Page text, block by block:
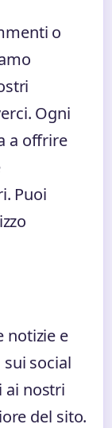
o
Ogni
a offrire
Puoi
notizie e
social
ai nostri
del sito.